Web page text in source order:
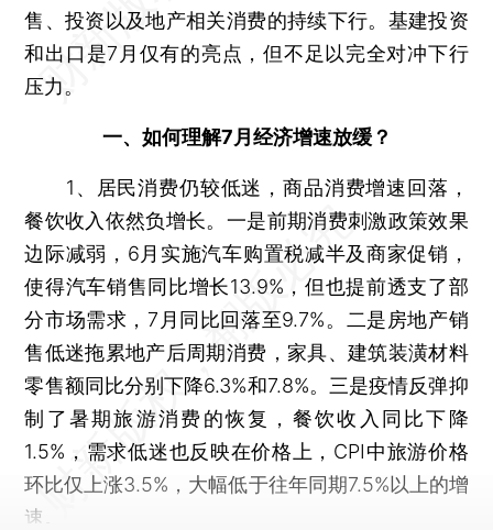
售、投资以及地产相关消费的持续下行。基建投资
和出口是7月仅有的亮点，但不足以完全对冲下行
压力。
一、如何理解7月经济增速放缓？
1、居民消费仍较低迷，商品消费增速回落，
餐饮收入依然负增长。一是前期消费刺激政策效果
边际减弱，6月实施汽车购置税减半及商家促销，
使得汽车销售同比增长13.9%，但也提前透支了部
分市场需求，7月同比回落至9.7%。二是房地产销
售低迷拖累地产后周期消费，家具、建筑装潢材料
零售额同比分别下降6.3%和7.8%。三是疫情反弹抑
制了暑期旅游消费的恢复，餐饮收入同比下降
1.5%，需求低迷也反映在价格上，CPI中旅游价格
环比仅上涨3.5%，大幅低于往年同期7.5%以上的增
速。